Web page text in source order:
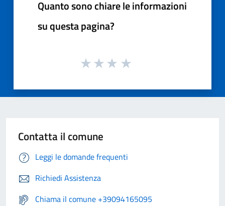
Quanto sono chiare le informazioni
su questa pagina?
Contatta il comune
Leggi le domande frequenti
Richiedi Assistenza
Chiama il comune +39094165095